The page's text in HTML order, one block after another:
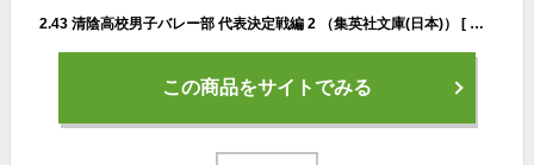
2.43 清陰高校男子バレー部 代表決定戦編 2 （集英社文庫(日本)） [ 壁井 ユカコ ]
この商品をサイトでみる